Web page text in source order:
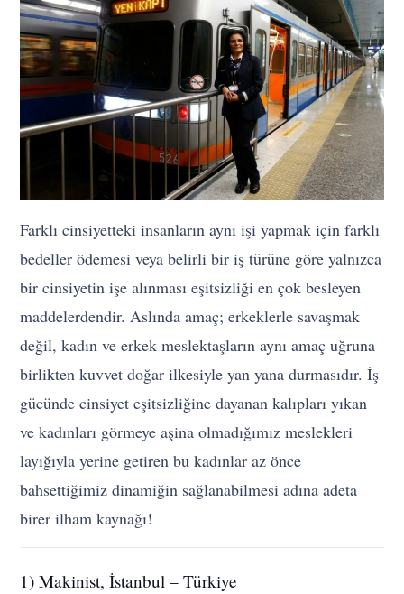
Farklı cinsiyetteki insanların aynı işi yapmak için farklı
bedeller ödemesi veya belirli bir iş türüne göre yalnızca
bir cinsiyetin işe alınması eşitsizliği en çok besleyen
maddelerdendir. Aslında amaç; erkeklerle savaşmak
değil, kadın ve erkek meslektaşların aynı amaç uğruna
birlikten kuvvet doğar ilkesiyle yan yana durmasıdır. İş
gücünde cinsiyet eşitsizliğine dayanan kalıpları yıkan
ve kadınları görmeye aşina olmadığımız meslekleri
layığıyla yerine getiren bu kadınlar az önce
bahsettiğimiz dinamiğin sağlanabilmesi adına adeta
birer ilham kaynağı!
1) Makinist, İstanbul – Türkiye